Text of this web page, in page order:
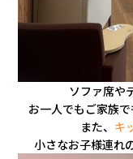
ソファ席や
お一人でもご家族
また、 キ
小さなお子様連れ